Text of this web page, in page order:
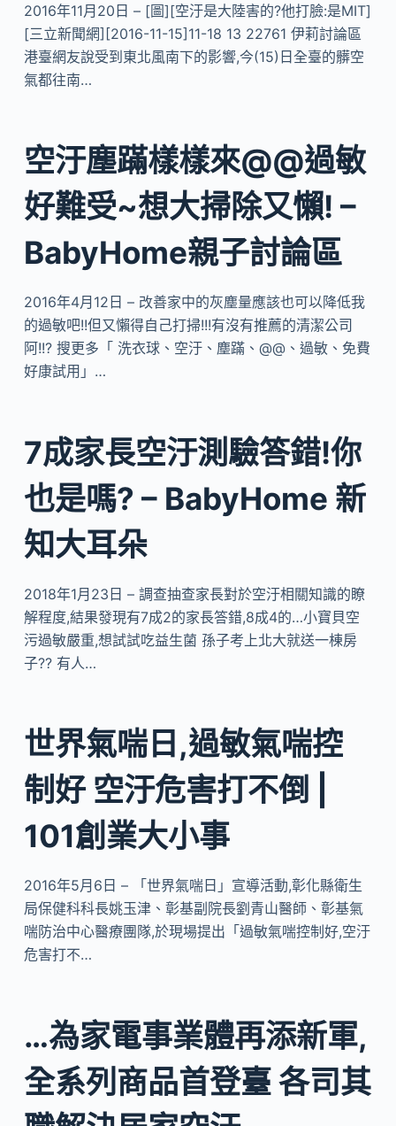
2016年11月20日 – [圖][空汙是大陸害的?他打臉:是MIT]
[三立新聞網][2016-11-15]11-18 13 22761 伊莉討論區
港臺網友說受到東北風南下的影響,今(15)日全臺的髒空
氣都往南…
空汙塵蹣樣樣來@@過敏
好難受~想大掃除又懶! –
BabyHome親子討論區
2016年4月12日 – 改善家中的灰塵量應該也可以降低我
的過敏吧!!但又懶得自己打掃!!!有沒有推薦的清潔公司
阿!!? 搜更多「 洗衣球、空汙、塵蹣、@@、過敏、免費
好康試用」…
7成家長空汙測驗答錯!你
也是嗎? – BabyHome 新
知大耳朵
2018年1月23日 – 調查抽查家長對於空汙相關知識的瞭
解程度,結果發現有7成2的家長答錯,8成4的…小寶貝空
污過敏嚴重,想試試吃益生菌 孫子考上北大就送一棟房
子?? 有人…
世界氣喘日,過敏氣喘控
制好 空汙危害打不倒 |
101創業大小事
2016年5月6日 – 「世界氣喘日」宣導活動,彰化縣衛生
局保健科科長姚玉津、彰基副院長劉青山醫師、彰基氣
喘防治中心醫療團隊,於現場提出「過敏氣喘控制好,空汙
危害打不…
…為家電事業體再添新軍,
全系列商品首登臺 各司其